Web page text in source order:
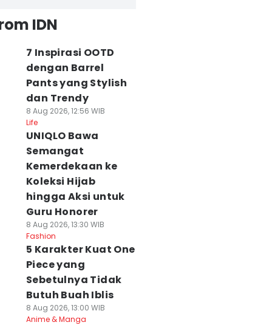
IDN
7 Inspirasi OOTD
dengan Barrel
Pants yang Stylish
dan Trendy
8 Aug 2026, 12:56 WIB
Life
UNIQLO Bawa
Semangat
Kemerdekaan ke
Koleksi Hijab
hingga Aksi untuk
Guru Honorer
8 Aug 2026, 13:30 WIB
Fashion
5 Karakter Kuat One
Piece yang
Sebetulnya Tidak
Butuh Buah Iblis
8 Aug 2026, 13:00 WIB
Anime & Manga